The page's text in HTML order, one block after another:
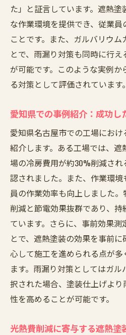
た」と証言しています。遮熱
な作業環境を提供でき、従業
ことです。また、ガルバリウ
とで、雨漏り対策も同時に行
が可能です。このような実例か
る対策として評価されています。
愛知県での事例紹介：成功し
愛知県名古屋市での工場にお
紹介します。ある工場では、
場の冷房費用が約30%削減さ
認されました。また、作業環
員の作業効率も向上しました
削減と節電効果抜群であり、
ています。さらに、事前効果
とで、遮熱塗装の効果を事前
心して施工を進められる点が
ます。雨漏り対策としてはガ
択された場合、塗装仕上げよ
性を高めることが可能です。
光熱費削減に寄与する遮熱塗